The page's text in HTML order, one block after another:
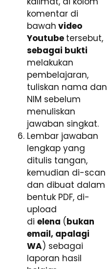
komentar di
bawah video
Youtube tersebut,
sebagai bukti
melakukan
pembelajaran,
tuliskan nama dan
NIM sebelum
menuliskan
jawaban singkat.
Lembar jawaban
lengkap yang
ditulis tangan,
kemudian di-scan
dan dibuat dalam
bentuk PDF, di-
upload
di elena (bukan
email, apalagi
WA) sebagai
laporan hasil